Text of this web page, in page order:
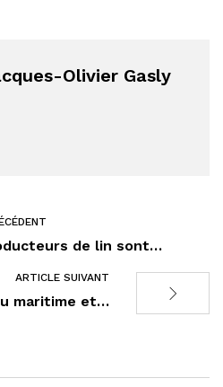
Olivier Gasly
de lin sont…
ARTICLE SUIVANT
maritime et…